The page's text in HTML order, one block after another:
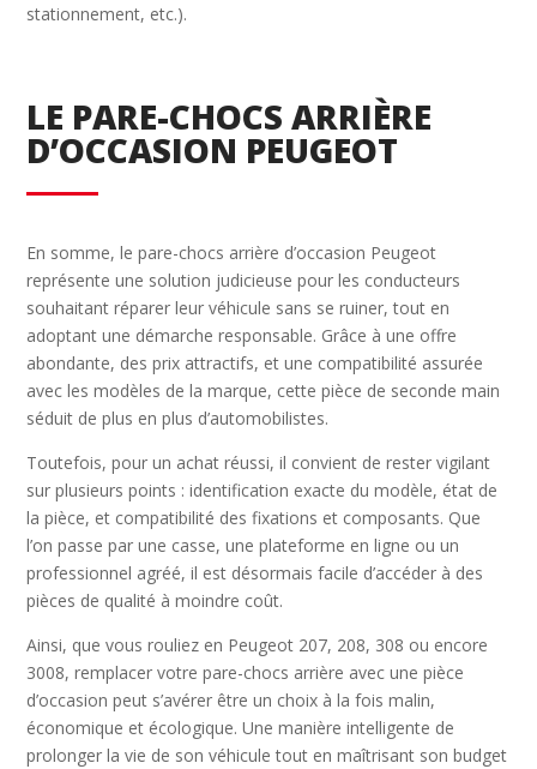
stationnement, etc.).
LE PARE-CHOCS ARRIÈRE
D’OCCASION PEUGEOT
En somme, le pare-chocs arrière d’occasion Peugeot
représente une solution judicieuse pour les conducteurs
souhaitant réparer leur véhicule sans se ruiner, tout en
adoptant une démarche responsable. Grâce à une offre
abondante, des prix attractifs, et une compatibilité assurée
avec les modèles de la marque, cette pièce de seconde main
séduit de plus en plus d’automobilistes.
Toutefois, pour un achat réussi, il convient de rester vigilant
sur plusieurs points : identification exacte du modèle, état de
la pièce, et compatibilité des fixations et composants. Que
l’on passe par une casse, une plateforme en ligne ou un
professionnel agréé, il est désormais facile d’accéder à des
pièces de qualité à moindre coût.
Ainsi, que vous rouliez en Peugeot 207, 208, 308 ou encore
3008, remplacer votre pare-chocs arrière avec une pièce
d’occasion peut s’avérer être un choix à la fois malin,
économique et écologique. Une manière intelligente de
prolonger la vie de son véhicule tout en maîtrisant son budget